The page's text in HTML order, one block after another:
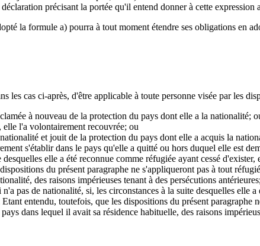
précisant la portée qu'il entend donner à cette
la formule a) pourra à tout moment étendre ses obligations en
les cas ci-après, d'être applicable à toute personne visée par les
à nouveau de la protection du pays dont elle a la nationalité;
l'a volontairement recouvrée; ou
et jouit de la protection du pays dont elle a acquis la
s'établir dans le pays qu'elle a quitté ou hors duquel elle est
elle a été reconnue comme réfugiée ayant cessé
du présent paragraphe ne s'appliqueront pas à tout
des raisons impérieuses tenant à des persécutions antérieures;
pas de nationalité, si, les circonstances à la suite desquelles elle
entendu, toutefois, que les dispositions du présent
dans lequel il avait sa résidence habituelle, des raisons